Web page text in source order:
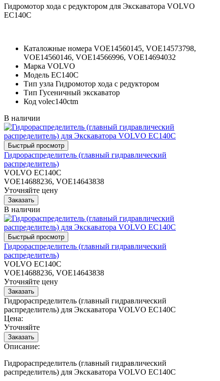
Гидромотор хода с редуктором для Экскаватора VOLVO
EC140C
Каталожные номера VOE14560145, VOE14573798,
VOE14560146, VOE14566996, VOE14694032
Марка VOLVO
Модель EC140C
Тип узла Гидромотор хода с редуктором
Тип Гусеничный экскаватор
Код volec140ctm
В наличии
Гидрораспределитель (главный гидравлический
распределитель)
VOLVO EC140C
VOE14688236, VOE14643838
Уточняйте цену
В наличии
Гидрораспределитель (главный гидравлический
распределитель)
VOLVO EC140C
VOE14688236, VOE14643838
Уточняйте цену
Гидрораспределитель (главный гидравлический
распределитель) для Экскаватора VOLVO EC140C
Цена:
Уточняйте
Описание:
Гидрораспределитель (главный гидравлический
распределитель) для Экскаватора VOLVO EC140C